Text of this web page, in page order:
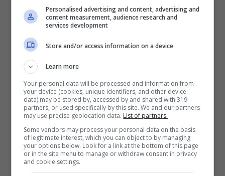
Stefano De Martino ha preso una nuova casa (Foto
Instagram stefanodemartino) ladradibiciclette.it
Ma a quanto pare le novità non sono finite.
Come ha fatto sapere il settimanaleChi,
Stefano di recente ha cambiato casa. Se
fino a pochi mesi fa aveva mostrato
l’arredamento della sua dimora, adesso
Personalised advertising and content, advertising and
content measurement, audience research and
services development
Store and/or access information on a device
Learn more
Your personal data will be processed and information from
your device (cookies, unique identifiers, and other device
data) may be stored by, accessed by and shared with 319
partners, or used specifically by this site. We and our partners
may use precise geolocation data. List of partners.
Some vendors may process your personal data on the basis
of legitimate interest, which you can object to by managing
your options below. Look for a link at the bottom of this page
or in the site menu to manage or withdraw consent in privacy
and cookie settings.